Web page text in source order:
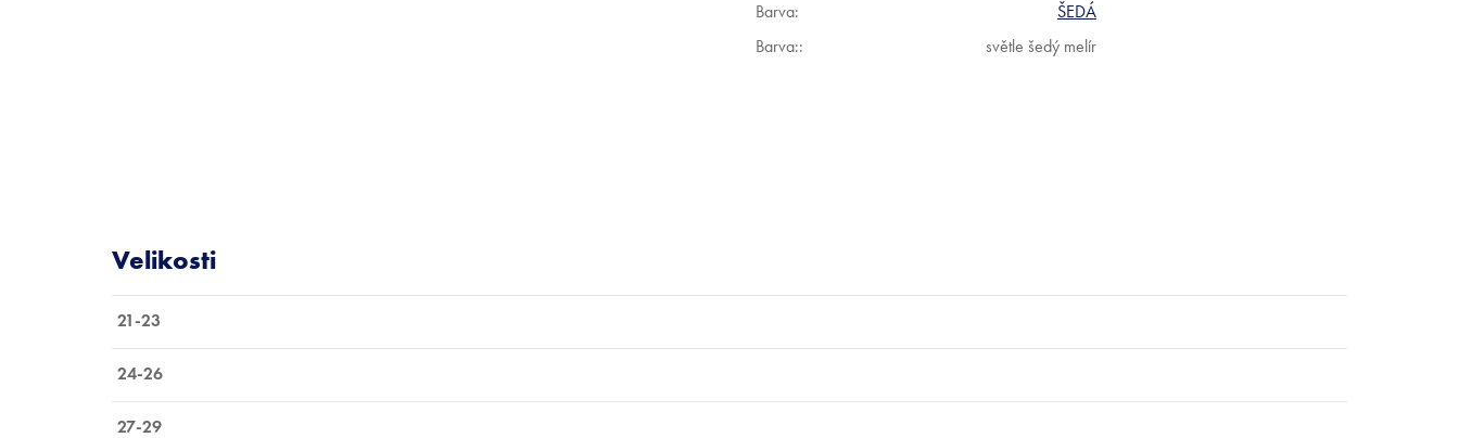
Barva:
ŠEDÁ
Barva:: světle šedý melír
21-23
24-26
27-29